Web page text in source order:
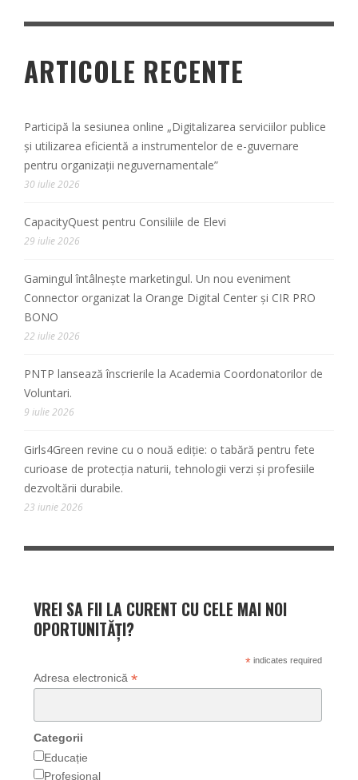
ARTICOLE RECENTE
Participă la sesiunea online „Digitalizarea serviciilor publice
și utilizarea eficientă a instrumentelor de e-guvernare
pentru organizații neguvernamentale”
30 iulie 2026
CapacityQuest pentru Consiliile de Elevi
29 iulie 2026
Gamingul întâlnește marketingul. Un nou eveniment
Connector organizat la Orange Digital Center și CIR PRO
BONO
22 iulie 2026
PNTP lansează înscrierile la Academia Coordonatorilor de
Voluntari.
9 iulie 2026
Girls4Green revine cu o nouă ediție: o tabără pentru fete
curioase de protecția naturii, tehnologii verzi și profesiile
dezvoltării durabile.
23 iunie 2026
VREI SA FII LA CURENT CU CELE MAI NOI
OPORTUNITĂȚI?
*indicates required
Adresa electronică *
Categorii
Educație
Profesional